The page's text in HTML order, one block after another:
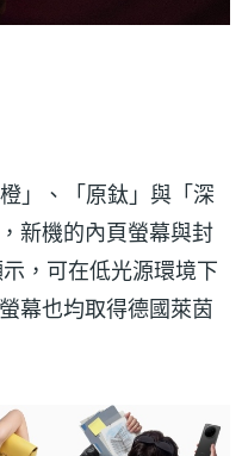
」、「原鈦」與「深
新機的內頁螢幕與封
，可在低光源環境下
幕也均取得德國萊茵